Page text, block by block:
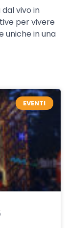
vivo in
per vivere
uniche in una
EVENTI